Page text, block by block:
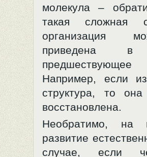
молекула –
такая сложная
организация
приведена в
Например, если
структура, то
восстановлена.
Необратимо, на
развитие
случае, если